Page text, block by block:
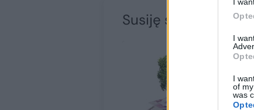
I
I
of
was
Susiję straipsniai